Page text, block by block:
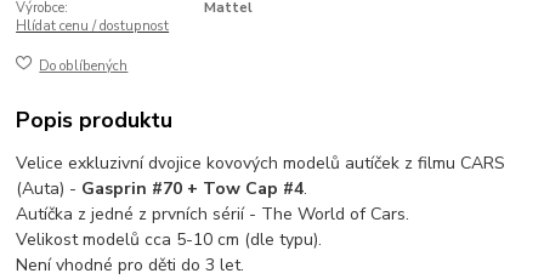
Výrobce:
Mattel
Hlídat cenu / dostupnost
Do oblíbených
Popis produktu
Velice exkluzivní dvojice kovových modelů autíček z filmu CARS
(Auta) - Gasprin #70 + Tow Cap #4.
Autíčka z jedné z prvních sérií - The World of Cars.
Velikost modelů cca 5-10 cm (dle typu).
Není vhodné pro děti do 3 let.